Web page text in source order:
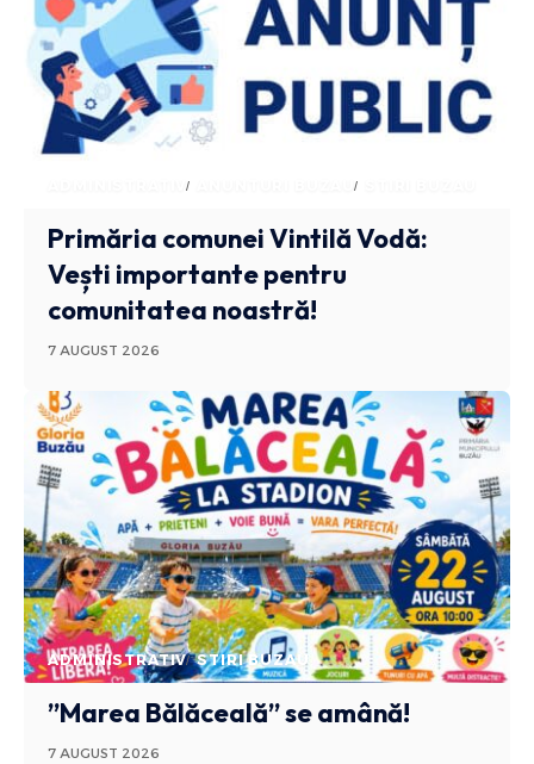
ADMINISTRATIV ANUNTURI BUZAU
Primăria comunei Vintilă Vodă:
Vești importante pentru
comunitatea noastră!
7 AUGUST 2026
ADMINISTRATIV STIRI BUZAU
”Marea Bălăceală” se amână!
7 AUGUST 2026